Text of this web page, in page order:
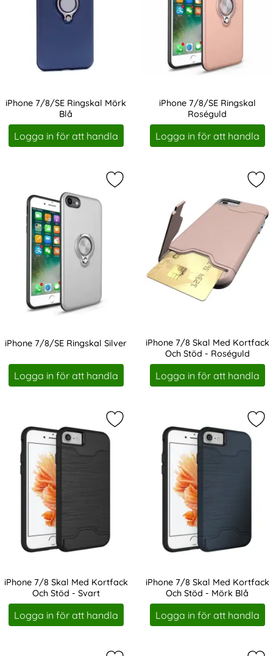
iPhone 7/8/SE Ringskal Mörk
Blå
Art. nr 228531
Logga in för att handla
iPhone 7/8/SE Ringskal
Roséguld
Art. nr 228533
Logga in för att handla
iPhone 7/8/SE Ringskal Silver
Art. nr 228534
Logga in för att handla
Markera iPhone 7/8/SE Ringskal
iPhone 7/8 Skal Med Kortfack
Och Stöd - Roséguld
Art. nr 228578
Logga in för att handla
iPhone 7/8 Skal Med Kortfack
Och Stöd - Svart
Art. nr 228579
Logga in för att handla
Markera iPhone 7/8 Skal Med
iPhone 7/8 Skal Med Kortfack
Och Stöd - Mörk Blå
Art. nr 228580
Logga in för att handla